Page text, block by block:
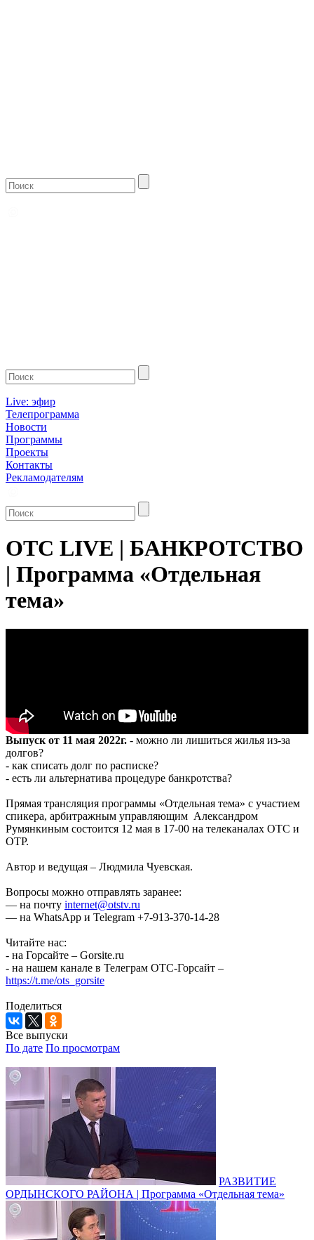
Live: эфир
Телепрограмма
Новости
Программы
Проекты
Контакты
Рекламодателям
ОТС LIVE | БАНКРОТСТВО
| Программа «Отдельная
тема»
Выпуск от 11 мая 2022г. - можно ли лишиться жилья из-за
долгов?
- как списать долг по расписке?
- есть ли альтернатива процедуре банкротства?
Прямая трансляция программы «Отдельная тема» с участием
спикера, арбитражным управляющим Александром
Румянкиным состоится 12 мая в 17-00 на телеканалах ОТС и
ОТР.
Автор и ведущая – Людмила Чуевская.
Вопросы можно отправлять заранее:
— на почту internet@otstv.ru
— на WhatsApp и Telegram +7-913-370-14-28
Читайте нас:
- на Горсайте – Gorsite.ru
- на нашем канале в Телеграм ОТС-Горсайт –
https://t.me/ots_gorsite
Поделиться
Все выпуски
По дате По просмотрам
РАЗВИТИЕ
ОРДЫНСКОГО РАЙОНА | Программа «Отдельная тема»